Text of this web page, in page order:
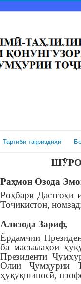
Тартиби тақриздиҳӣ
Раҳмон Озода
Роҳбари Дастгоҳи
Тоҷикистон,
Ализода Зариф,
Ёрдамчии
ба масъалаҳои
Президенти
Олии Ҷумҳурии
ҳуқуқшиносӣ,